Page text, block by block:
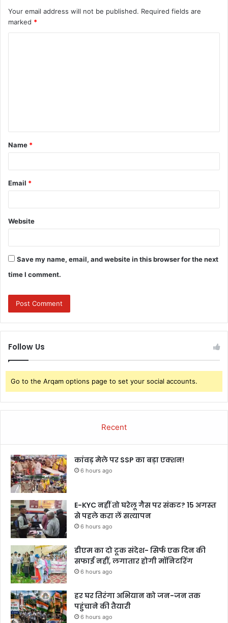
Your email address will not be published. Required fields are
marked *
t
*
Name *
Email *
Website
Save my name, email, and website in this browser for the next
time I comment.
Follow Us
Go to the Arqam options page to set your social accounts.
Recent
कांवड़ मेले पर SSP का बड़ा एक्शन!
6 hours ago
E-KYC नहीं तो घरेलू गैस पर संकट? 15 अगस्त
से पहले करा लें सत्यापन
6 hours ago
डीएम का दो टूक संदेश- सिर्फ एक दिन की
सफाई नहीं, लगातार होगी मॉनिटरिंग
6 hours ago
हर घर तिरंगा अभियान को जन-जन तक
पहुंचाने की तैयारी
6 hours ago